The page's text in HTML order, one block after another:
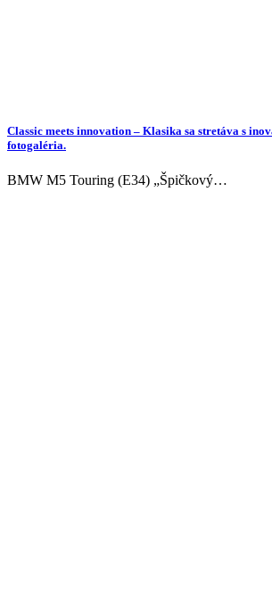
Classic meets innovation – Klasika sa stretáva s
fotogaléria.
BMW M5 Touring (E34) „Špičkový…